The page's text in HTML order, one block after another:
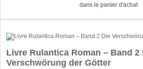
dans le panier d'achat
Livre Rulantica Roman – Band 2
Verschwörung der Götter